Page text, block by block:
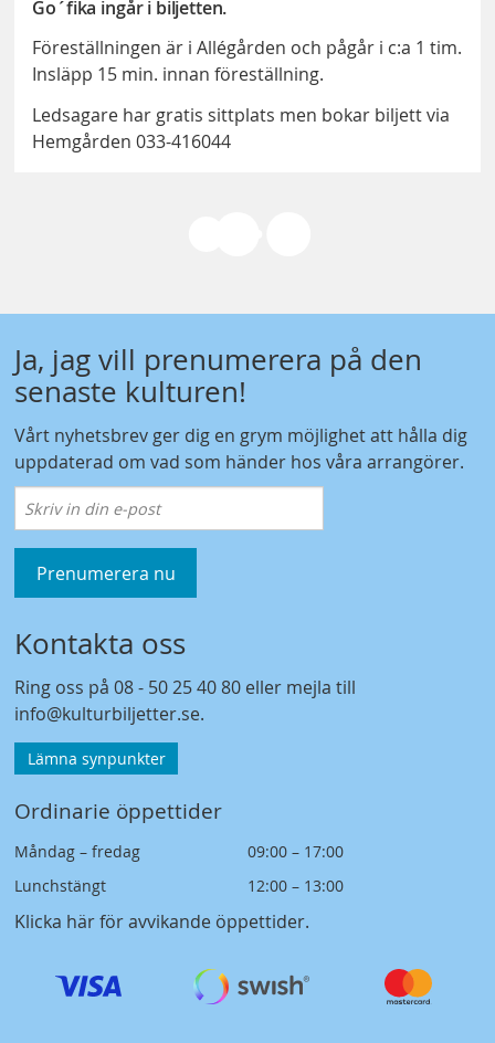
Go´fika ingår i biljetten.
Föreställningen är i Allégården och pågår i c:a 1 tim.
Insläpp 15 min. innan föreställning.
Ledsagare har gratis sittplats men bokar biljett via
Hemgården 033-416044
Ja, jag vill prenumerera på den
senaste kulturen!
Vårt nyhetsbrev ger dig en grym möjlighet att hålla dig
uppdaterad om vad som händer hos våra arrangörer.
Prenumerera nu
Kontakta oss
Ring oss på08 - 50 25 40 80 eller mejla till
info@kulturbiljetter.se.
Lämna synpunkter
Ordinarie öppettider
Måndag – fredag
09:00 – 17:00
Lunchstängt
12:00 – 13:00
Klicka här för avvikande öppettider.